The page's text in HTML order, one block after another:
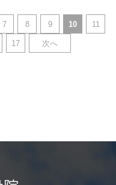
7 8 9 10 11
17 次へ